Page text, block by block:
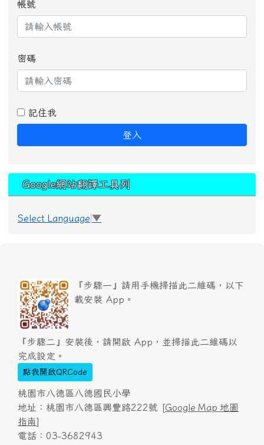
帳號
密碼
記住我
登入
Google網站翻譯工具列
Select Language ▼
『步驟一』請用手機掃描此二維碼，以下
載安裝 App。
『步驟二』安裝後，請開啟 App，並掃描此二維碼以
完成設定。
點我開啟QRCode
桃園市八德區八德國民小學
地址：桃園市八德區興豐路222號 [Google Map 地圖
指南]
電話：03-3682943